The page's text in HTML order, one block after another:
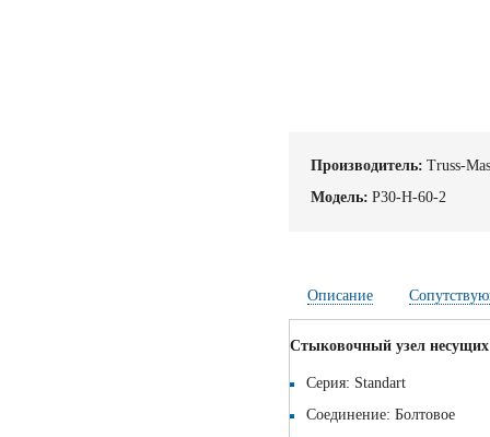
Производитель: Truss-
Модель: P30-H-60-2
Описание
Стыковочный узел
Серия: Standart
Соединение: Болтовое